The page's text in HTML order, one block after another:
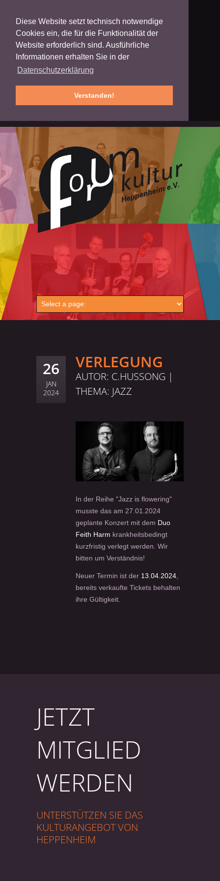
Diese Website setzt technisch notwendige
Cookies ein, die für die Funktionalität der
Website erforderlich sind. Ausführliche
Informationen erhalten Sie in der
Datenschutzerklärung
Verstanden!
26
JAN
2024
VERLEGUNG
AUTOR: C.HUSSONG |
THEMA: JAZZ
In der Reihe "Jazz is flowering"
musste das am 27.01.2024
geplante Konzert mit dem Duo
Feith Harm krankheitsbedingt
kurzfristig verlegt werden. Wir
bitten um Verständnis!
Neuer Termin ist der 13.04.2024,
bereits verkaufte Tickets behalten
ihre Gültigkeit.
JETZT
MITGLIED
WERDEN
UNTERSTÜTZEN SIE DAS
KULTURANGEBOT VON
HEPPENHEIM